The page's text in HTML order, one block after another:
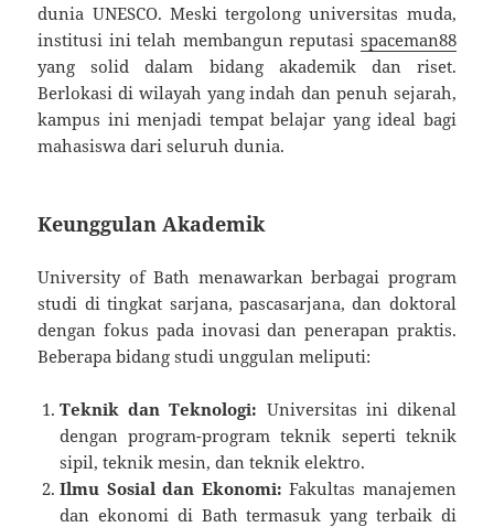
dunia UNESCO. Meski tergolong universitas muda,
institusi ini telah membangun reputasi spaceman88
yang solid dalam bidang akademik dan riset.
Berlokasi di wilayah yang indah dan penuh sejarah,
kampus ini menjadi tempat belajar yang ideal bagi
mahasiswa dari seluruh dunia.
Keunggulan Akademik
University of Bath menawarkan berbagai program
studi di tingkat sarjana, pascasarjana, dan doktoral
dengan fokus pada inovasi dan penerapan praktis.
Beberapa bidang studi unggulan meliputi:
Teknik dan Teknologi: Universitas ini dikenal
dengan program-program teknik seperti teknik
sipil, teknik mesin, dan teknik elektro.
Ilmu Sosial dan Ekonomi: Fakultas manajemen
dan ekonomi di Bath termasuk yang terbaik di